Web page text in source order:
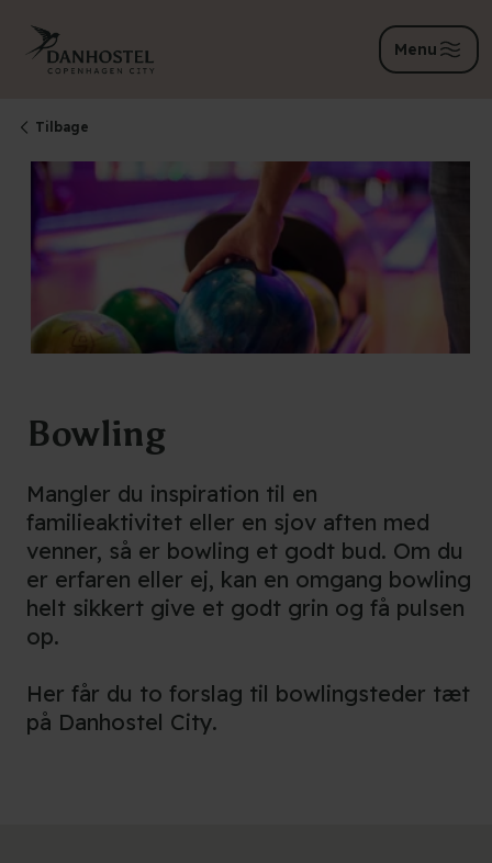
Menu
Tilbage
Bowling
Mangler du inspiration til en
familieaktivitet eller en sjov aften med
venner, så er bowling et godt bud. Om du
er erfaren eller ej, kan en omgang bowling
helt sikkert give et godt grin og få pulsen
op.
Her får du to forslag til bowlingsteder tæt
på Danhostel City.